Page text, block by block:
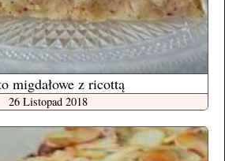
migdałowe z ricottą
26 Listopad 2018